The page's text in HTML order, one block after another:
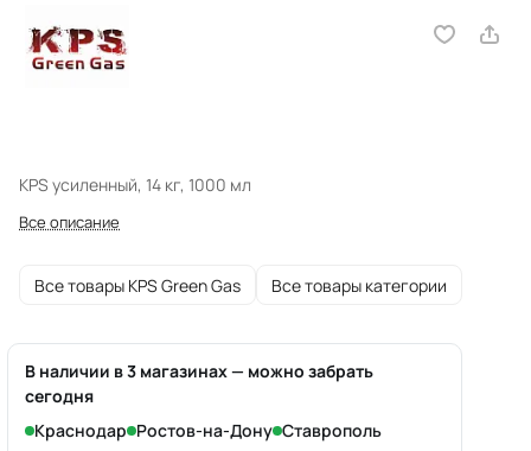
KPS усиленный, 14 кг, 1000 мл
Все описание
Все товары KPS Green Gas Все товары категории
В наличии в 3 магазинах — можно забрать
сегодня
Краснодар Ростов-на-Дону Ставрополь